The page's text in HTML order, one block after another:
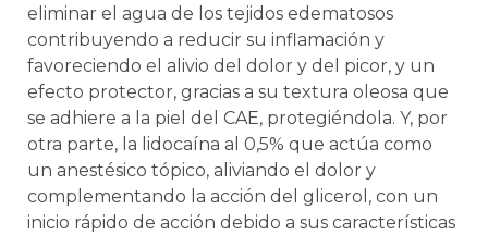
eliminar el agua de los tejidos edematosos
contribuyendo a reducir su inflamación y
favoreciendo el alivio del dolor y del picor, y un
efecto protector, gracias a su textura oleosa que
se adhiere a la piel del CAE, protegiéndola. Y, por
otra parte, la lidocaína al 0,5% que actúa como
un anestésico tópico, aliviando el dolor y
complementando la acción del glicerol, con un
inicio rápido de acción debido a sus características